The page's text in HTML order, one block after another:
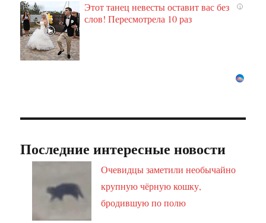
i
Этот танец невесты оставит вас без
слов! Пересмотрела 10 раз
Последние интересные новости
Очевидцы заметили необычайно
крупную чёрную кошку,
бродившую по полю